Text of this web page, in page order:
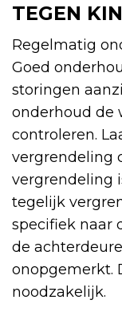
TEGEN
Regelmatig
Goed
storingen
onderhoud de
controleren.
vergrendeling
vergrendeling
tegelijk
specifiek naar
de
onopgemerkt.
noodzakelijk.